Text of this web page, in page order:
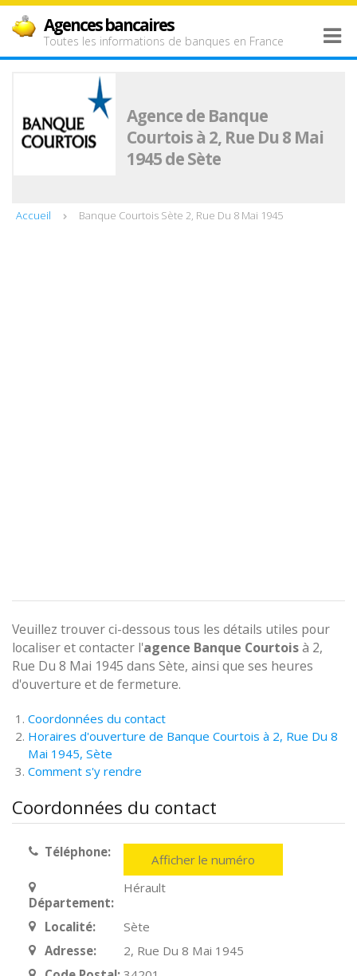
Agences bancaires
Toutes les informations de banques en France
Agence de Banque
Courtois à 2, Rue Du 8 Mai
1945 de Sète
Accueil Banque Courtois Sète 2, Rue Du 8 Mai 1945
Veuillez trouver ci-dessous tous les détails utiles pour
localiser et contacter l'agence Banque Courtoisà 2,
Rue Du 8 Mai 1945 dans Sète, ainsi que ses heures
d'ouverture et de fermeture.
Coordonnées du contact
Horaires d'ouverture de Banque Courtois à 2, Rue Du 8
Mai 1945, Sète
Comment s'y rendre
Coordonnées du contact
Téléphone: Afficher le numéro
Département:
Hérault
Localité:
Sète
Adresse:
2, Rue Du 8 Mai 1945